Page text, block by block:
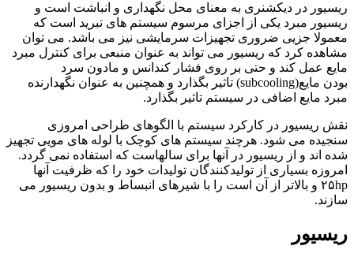
ریسیور در دیکشنری به معنای محل نگهداری و انباشت است و
ریسیور مبرد یکی از اجزای مرسوم سیستم های تبرید است که
معمولا جزیی ضروری تجهیزات سرمایشی نیز می باشد. می توان
مشاهده کرد که ریسیور می تواند به عنوان منبعی برای کنترل مبرد
مایع عمل کند و حتی بر روی فشار کندانس و مادون سرد
بودن مایع(subcooling) تاثیر بگذارد و همچنین به عنوان نگهدارنده
مبرد مایع اضافی در سیستم تاثیر بگذارد.
نقش ریسیور در کارکرد سیستم با الگوهای طراحی امروزی
سنجیده می شود. هرچند سیستم های کوچک با لوله های مویی تجهیز
شده اند و از ریسیور در آنها برای سالهاست که استفاده نمی گردد.
امروزه بسیاری از تولیدکنندگان تولیدات خود را که ظرفیت آنها
۲۵hp و بالاتر از آن است را با شیرهای انبساط و بدون ریسیور می
سازند.
ریسیور